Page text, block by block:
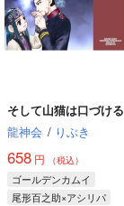
そして山猫は口づける
龍神会 / りぶき
658 円 （税込）
ゴールデンカムイ
尾形百之助×アシリパ